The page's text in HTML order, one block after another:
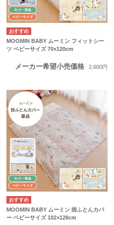
MOOMIN BABY ムーミン フィットシー
ツ ベビーサイズ 70×120cm
メーカー希望小売価格 2,600円
MOOMIN BABY ムーミン 掛ふとんカバ
ー ベビーサイズ 102×128cm